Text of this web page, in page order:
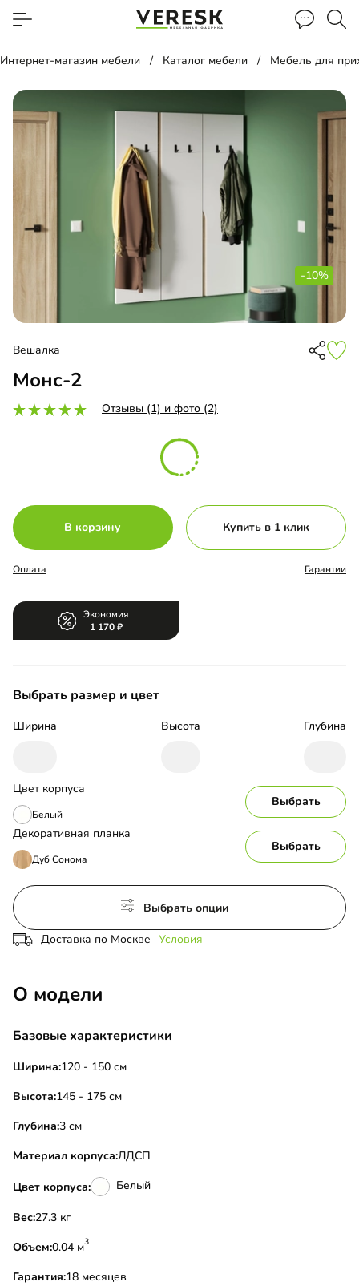
Интернет-магазин мебели Каталог мебели Мебель для
-10%
Вешалка
Монс-2
Отзывы (1) и фото (2)
В корзину Купить в 1 клик
Оплата Гарантии
Экономия
1 170
Выбрать размер и цвет
Ширина Высота Глубина
Цвет корпуса
Белый
Выбрать
Декоративная планка
Дуб Сонома
Выбрать
Выбрать опции
Доставка по Москве Условия
О модели
Базовые характеристики
Ширина:120 - 150 см
Высота:145 - 175 см
Глубина:3 см
Материал корпуса:ЛДСП
Цвет корпуса: Белый
Вес:
27.3 кг
Объем:
0.04 м3
Гарантия:18 месяцев